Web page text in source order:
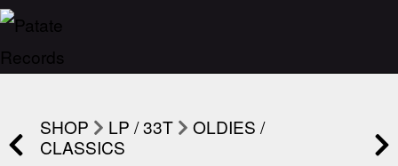
SHOP LP / 33T
OLDIES /
CLASSICS